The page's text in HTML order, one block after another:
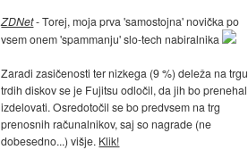
ZDNet- Torej, moja prva 'samostojna' novička po
vsem onem 'spammanju' slo-tech nabiralnika
Zaradi zasičenosti ter nizkega (9 %) deleža na trgu
trdih diskov se je Fujitsu odločil, da jih bo prenehal
izdelovati. Osredotočil se bo predvsem na trg
prenosnih računalnikov, saj so nagrade (ne
dobesedno...) višje. Klik!